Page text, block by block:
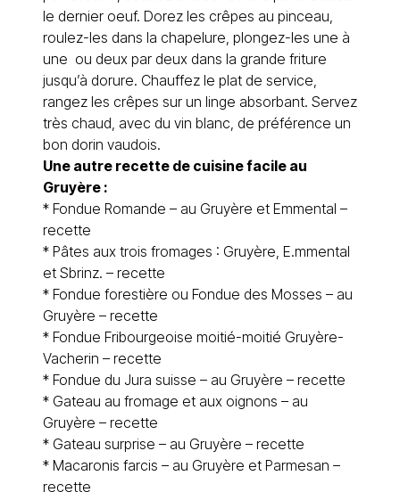
le dernier oeuf. Dorez les crêpes au pinceau,
roulez-les dans la chapelure, plongez-les une à
une ou deux par deux dans la grande friture
jusqu’à dorure. Chauffez le plat de service,
rangez les crêpes sur un linge absorbant. Servez
très chaud, avec du vin blanc, de préférence un
bon dorin vaudois.
Une autre recette de cuisine facile au
Gruyère :
* Fondue Romande – au Gruyère et Emmental –
recette
* Pâtes aux trois fromages : Gruyère, E.mmental
et Sbrinz. – recette
* Fondue forestière ou Fondue des Mosses – au
Gruyère – recette
* Fondue Fribourgeoise moitié-moitié Gruyère-
Vacherin – recette
* Fondue du Jura suisse – au Gruyère – recette
* Gateau au fromage et aux oignons – au
Gruyère – recette
* Gateau surprise – au Gruyère – recette
* Macaronis farcis – au Gruyère et Parmesan –
recette